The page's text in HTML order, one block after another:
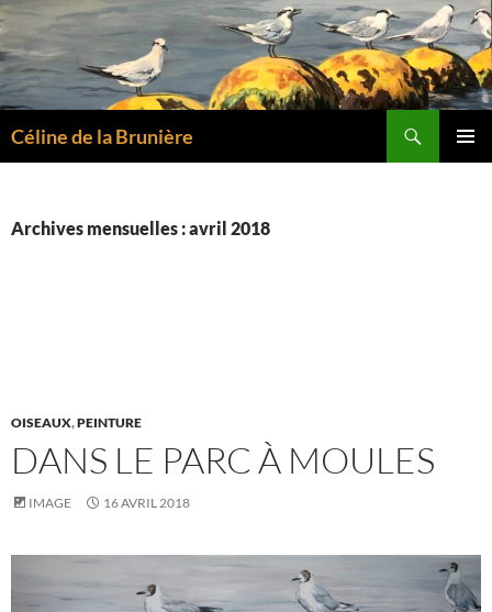
Aller
au
contenu
Céline de la Brunière
Archives mensuelles : avril 2018
OISEAUX,PEINTURE
DANS LE PARC À MOULES
IMAGE 16 AVRIL 2018